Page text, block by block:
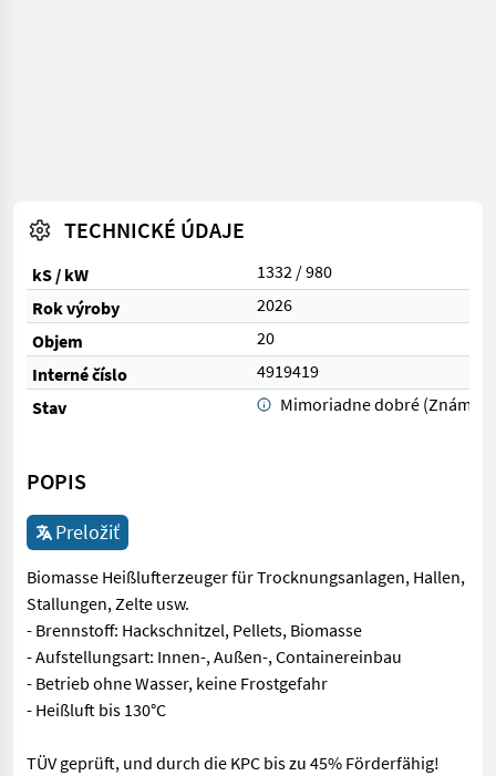
TECHNICKÉ ÚDAJE
kS / kW
1332 / 980
Rok výroby
2026
Objem
20
Interné číslo
4919419
Stav
Mimoriadne dobré (Známka
POPIS
Preložiť
Biomasse Heißlufterzeuger für Trocknungsanlagen, Hallen,
Stallungen, Zelte usw.
- Brennstoff: Hackschnitzel, Pellets, Biomasse
- Aufstellungsart: Innen-, Außen-, Containereinbau
- Betrieb ohne Wasser, keine Frostgefahr
- Heißluft bis 130°C
TÜV geprüft, und durch die KPC bis zu 45% Förderfähig!